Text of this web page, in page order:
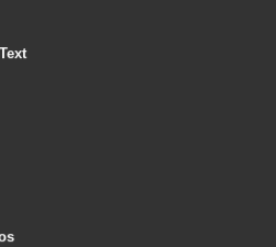
Becken des Hallenbads
(© Stadt Aalen)